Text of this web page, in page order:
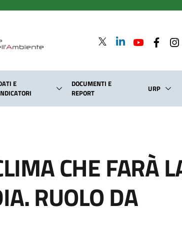
E
DOCUMENTI E
REPORT
URP
CHE FARÀ
RUOLO DA